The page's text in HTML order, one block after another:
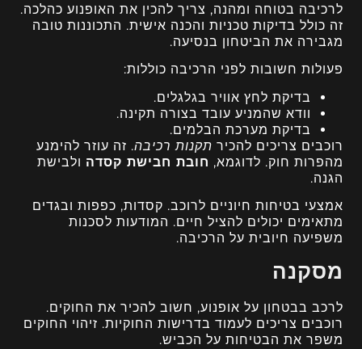
לרכיבה בטוחה ומהנה, צריך להכין את האופנוע כהלכה.
זה כולל בדיקות טכניות והכנה אישית. התכוננות טובה
מגבירה את הביטחון בנסיעה.
פעולות חשובות לפני הרכיבה כוללות:
בדיקת לחץ אוויר בגלגלים.
וודא שהמניע עובד בצורה תקינה.
בדיקת מערכת הבלמים.
רוכבים צריכים להכיר תקנות רכיבה. זה עוזר להימנע
מהפרות חוק. לדוגמא, חובת חבישת קסדה ולבישת
הגנה.
אמצעי בטיחות חיוניים לרוכב. קסדות, כפפות ובגדים
מתאימים יכולים להציל חיים. המודעות לסכנות
משפיעה חיובית על הרכיבה.
מסקנה
לרכב בבטחון על אופנוע, חשוב להכיר את החוקים.
רוכבים צריכים לעמוד בדרישות החוקיות. זיהוי החוקים
משפר את הבטיחות על הכביש.